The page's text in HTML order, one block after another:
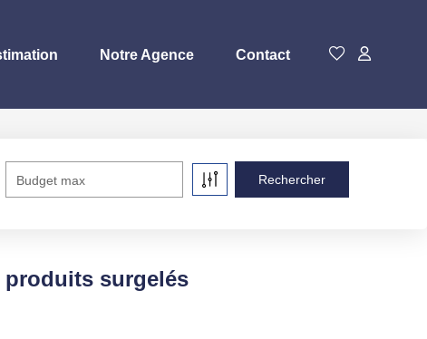
Notre Agence Contact
Budget max
produits surgelés